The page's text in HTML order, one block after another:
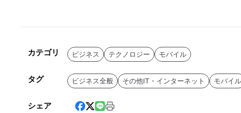
カテゴリ ビジネス テクノロジー モバイル
タグ ビジネス全般 その他IT・インターネット モバイル
シェア